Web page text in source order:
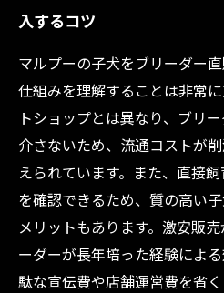
入するコツ
マルプーの子犬をブリーダー
仕組みを理解することは非常
トショップとは異なり、ブリ
介さないため、流通コストが
えられています。また、直接
を確認できるため、質の高い
メリットもあります。激安販
ーダーが長年培った経験によ
駄な宣伝費や店舗運営費を省